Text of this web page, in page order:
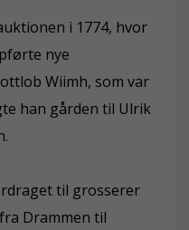
i 1774, hvor
nye
Wiimh, som var
han gården til Ulrik
til grosserer
Drammen til